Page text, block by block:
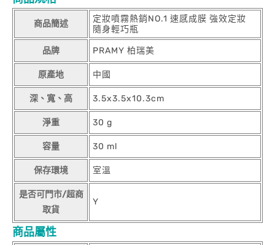
商品簡述
定妝噴霧熱銷NO.1 速感成膜 強效定妝
隨身輕巧瓶
品牌 PRAMY 柏瑞美
原產地 中國
深、寬、高 3.5x3.5x10.3cm
淨重 30 g
容量 30 ml
保存環境 室溫
是否可門市/超商
取貨
Y
商品屬性